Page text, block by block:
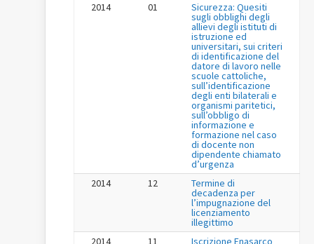
2014
01 Sicurezza: Quesiti
sugli obblighi degli
allievi degli istituti di
istruzione ed
universitari, sui criteri
di identificazione del
datore di lavoro nelle
scuole cattoliche,
sull’identificazione
degli enti bilaterali e
organismi paritetici,
sull’obbligo di
informazione e
formazione nel caso
di docente non
dipendente chiamato
d’urgenza
2014
12 Termine di
decadenza per
l’impugnazione del
licenziamento
illegittimo
2014
11 Iscrizione Enasarco